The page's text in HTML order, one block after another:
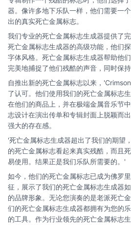
器。像许多地下乐队一样，他们需要一
出的真实死亡金属标志。
我们专业的死亡金属标志生成器提供了
死亡金属标志生成器的高级功能，他们
字体风格。死亡金属标志生成器帮助他
完美地捕捉了他们残酷的声音，同时保持
自推出新的死亡金属标志以来，
了认可。他们使用我们的死亡金属标志
在他们的商品上，并在极端金属音乐节
志设计在演出传单和专辑封面上脱颖而
强大的存在感。
'死亡金属标志生成器超出了我们的期望
的死亡金属标志看起来真实残酷，而且
易使用。结果正是我们乐队所需要的。'
如今，他们的死亡金属标志已成为佛罗
征，展示了我们的死亡金属标志生成器
的品牌形象。无论您演奏的是老派死亡
们的死亡金属标志生成器都拥有为您的
的工具。作为行业领先的死亡金属标志